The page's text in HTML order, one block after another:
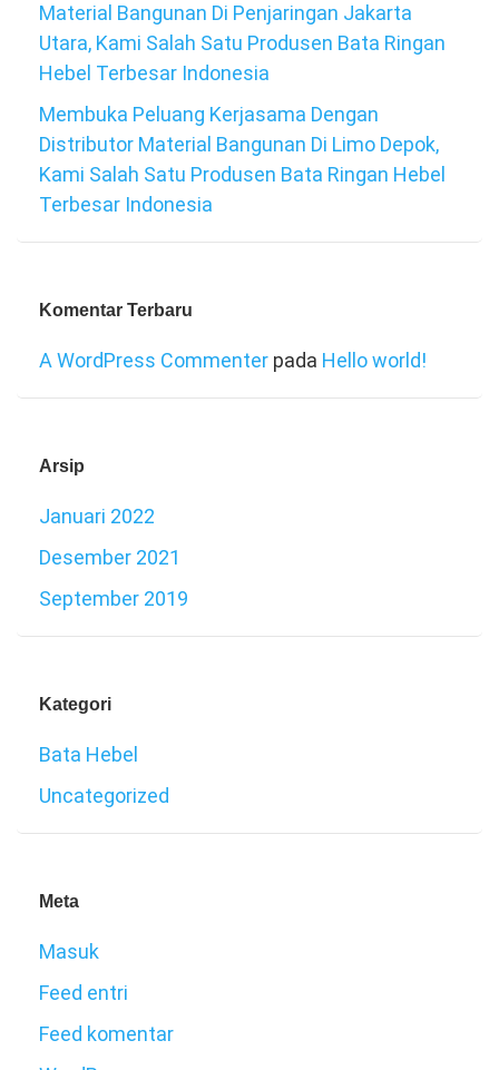
Material Bangunan Di Penjaringan Jakarta
Utara, Kami Salah Satu Produsen Bata Ringan
Hebel Terbesar Indonesia
Membuka Peluang Kerjasama Dengan
Distributor Material Bangunan Di Limo Depok,
Kami Salah Satu Produsen Bata Ringan Hebel
Terbesar Indonesia
Komentar Terbaru
A WordPress Commenter pada Hello world!
Arsip
Januari 2022
Desember 2021
September 2019
Kategori
Bata Hebel
Uncategorized
Meta
Masuk
Feed entri
Feed komentar